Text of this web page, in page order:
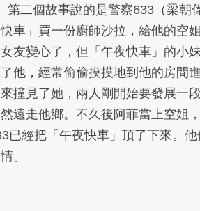
第二個故事說的是警察633（梁朝
車」買一份廚師沙拉，給他的空
友變心了，但「午夜快車」的小
他，經常偷偷摸摸地到他的房間
撞見了她，兩人剛開始要發展一
遠走他鄉。不久後阿菲當上空姐
已經把「午夜快車」頂了下來。
。